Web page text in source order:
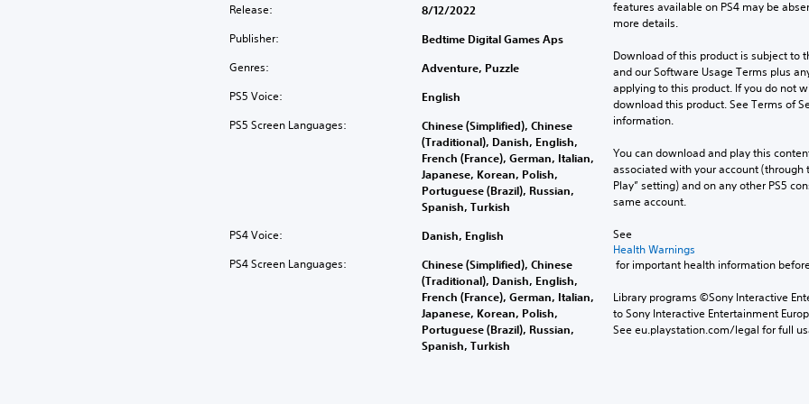
Release: 8/12/2022
Publisher: Bedtime Digital Games Aps
Genres: Adventure, Puzzle
PS5 Voice: English
PS5 Screen Languages:
Chinese (Simplified), Chinese
(Traditional), Danish, English,
French (France), German, Italian,
Japanese, Korean, Polish,
Portuguese (Brazil), Russian,
Spanish, Turkish
PS4 Voice: Danish, English
PS4 Screen Languages:
Chinese (Simplified), Chinese
(Traditional), Danish, English,
French (France), German, Italian,
Japanese, Korean, Polish,
Portuguese (Brazil), Russian,
Spanish, Turkish
features available on PS4 may be
more details.
Download of this product is subject to
and our Software Usage Terms plus
applying to this product. If you do not
download this product. See Terms of
information.
You can download and play this
associated with your account (through
Play” setting) and on any other PS5
same account.
See
Health Warnings
for important health information
Library programs ©Sony Interactive
to Sony Interactive Entertainment
See eu.playstation.com/legal for full